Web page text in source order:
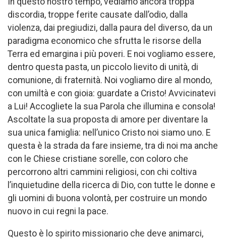
discordia, troppe ferite causate dall’odio, dalla
violenza, dai pregiudizi, dalla paura del diverso, da un
paradigma economico che sfrutta le risorse della
Terra ed emargina i più poveri. E noi vogliamo essere,
dentro questa pasta, un piccolo lievito di unità, di
comunione, di fraternità. Noi vogliamo dire al mondo,
con umiltà e con gioia: guardate a Cristo! Avvicinatevi
a Lui! Accogliete la sua Parola che illumina e consola!
Ascoltate la sua proposta di amore per diventare la
sua unica famiglia: nell’unico Cristo noi siamo uno. E
questa è la strada da fare insieme, tra di noi ma anche
con le Chiese cristiane sorelle, con coloro che
percorrono altri cammini religiosi, con chi coltiva
l’inquietudine della ricerca di Dio, con tutte le donne e
gli uomini di buona volontà, per costruire un mondo
nuovo in cui regni la pace.
Questo è lo spirito missionario che deve animarci,